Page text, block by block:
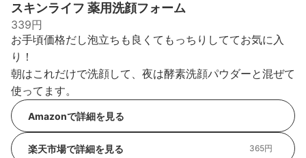
スキンライフ 薬用洗顔フォーム
339円
お手頃価格だし泡立ちも良くてもっちりしててお気に入
り！
朝はこれだけで洗顔して、夜は酵素洗顔パウダーと混ぜて
使ってます。
Amazonで詳細を見る
楽天市場で詳細を見る 365円